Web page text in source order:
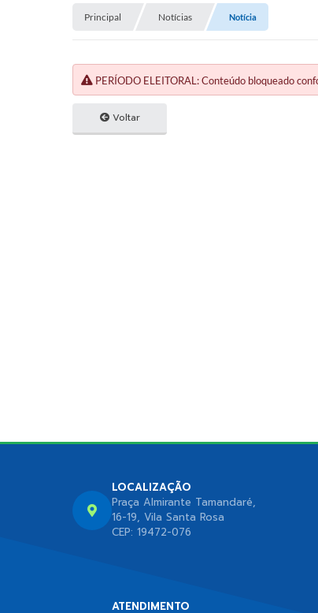
Principal Notícias Notícia
PERÍODO ELEITORAL: Conteúdo bloqueado
Voltar
LOCALIZAÇÃO
Praça Almirante Tamandaré,
16-19, Vila Santa Rosa
CEP: 19472-076
ATENDIMENTO